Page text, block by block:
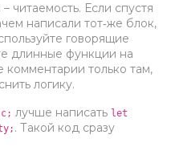
читаемость. Если спустя
написали тот‑же блок,
говорящие
длинные функции на
комментарии только там,
логику.
лучше написать let
. Такой код сразу